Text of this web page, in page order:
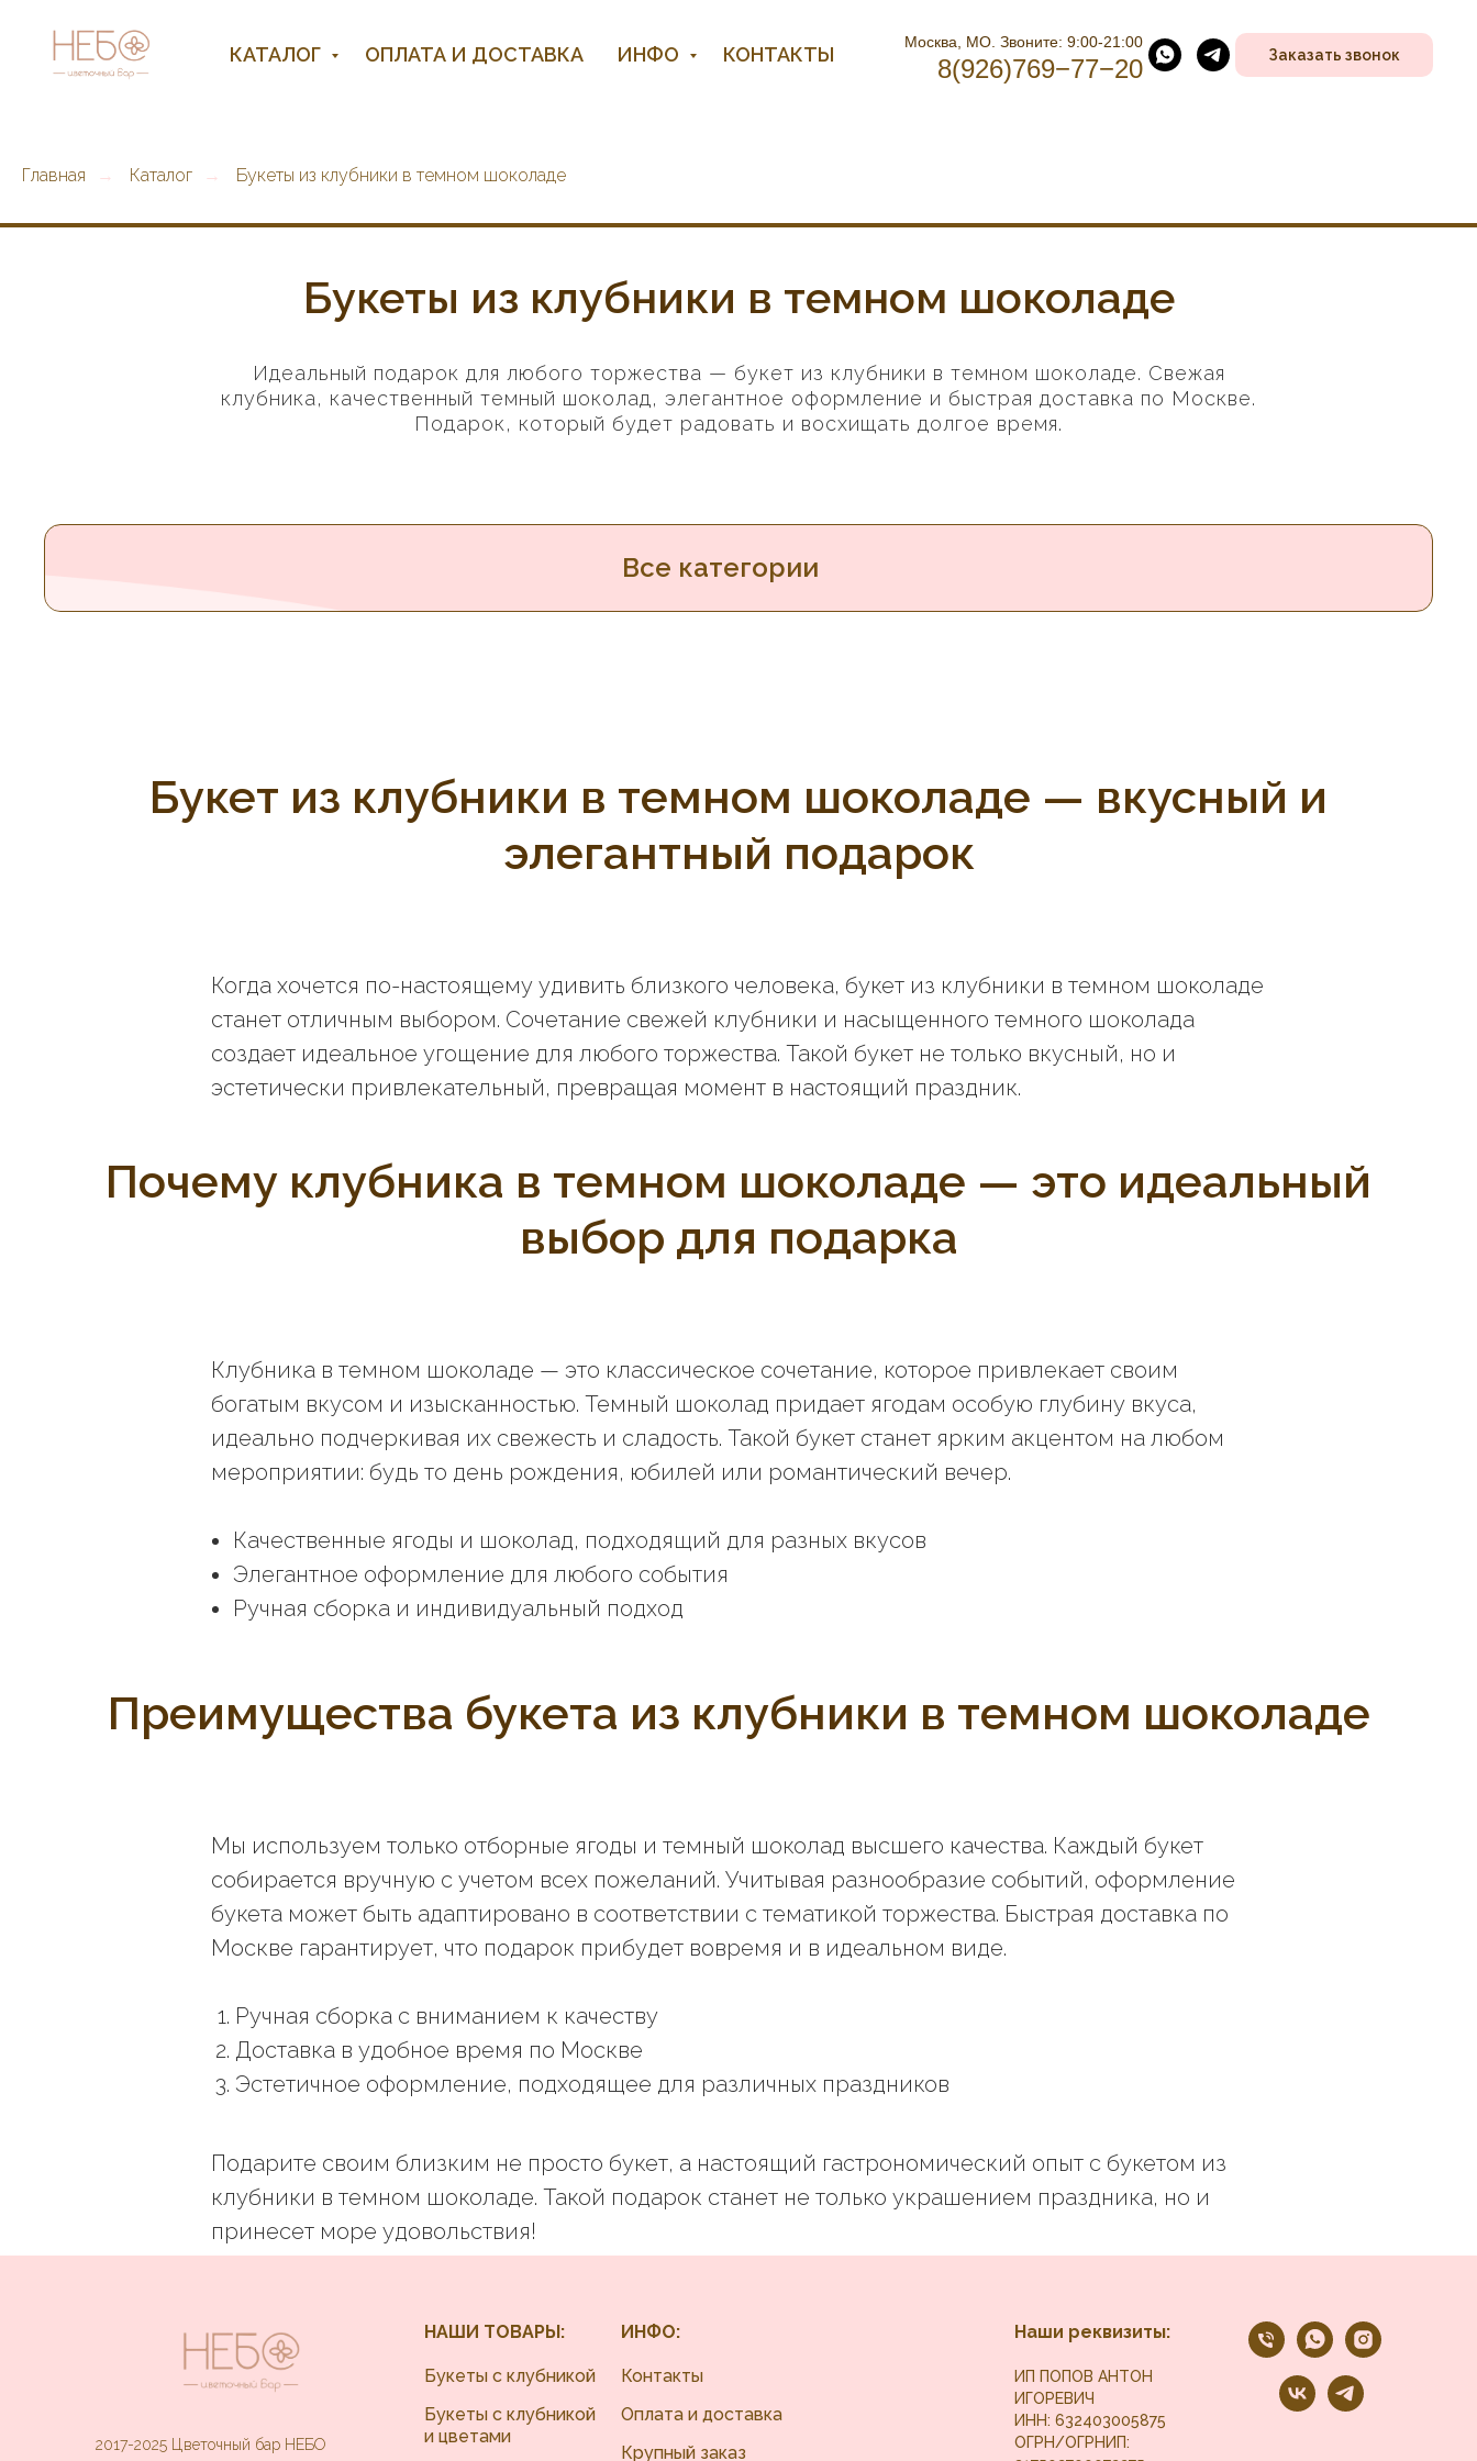
КАТАЛОГ ОПЛАТА И ДОСТАВКА ИНФО КОНТАКТЫ
Москва, МО. Звоните: 9:00-21:00
8(926)769−77−20 Заказать звонок
Главная → Каталог → Букеты из клубники в темном шоколаде
Букеты из клубники в темном шоколаде
Идеальный подарок для любого торжества — букет из клубники в темном шоколаде. Свежая
клубника, качественный темный шоколад, элегантное оформление и быстрая доставка по Москве.
Подарок, который будет радовать и восхищать долгое время.
Все категории
Букет из клубники в темном шоколаде — вкусный и
элегантный подарок
Когда хочется по-настоящему удивить близкого человека, букет из клубники в темном шоколаде
станет отличным выбором. Сочетание свежей клубники и насыщенного темного шоколада
создает идеальное угощение для любого торжества. Такой букет не только вкусный, но и
эстетически привлекательный, превращая момент в настоящий праздник.
Почему клубника в темном шоколаде — это идеальный
выбор для подарка
Клубника в темном шоколаде — это классическое сочетание, которое привлекает своим
богатым вкусом и изысканностью. Темный шоколад придает ягодам особую глубину вкуса,
идеально подчеркивая их свежесть и сладость. Такой букет станет ярким акцентом на любом
мероприятии: будь то день рождения, юбилей или романтический вечер.
Качественные ягоды и шоколад, подходящий для разных вкусов
Элегантное оформление для любого события
Ручная сборка и индивидуальный подход
Преимущества букета из клубники в темном шоколаде
Мы используем только отборные ягоды и темный шоколад высшего качества. Каждый букет
собирается вручную с учетом всех пожеланий. Учитывая разнообразие событий, оформление
букета может быть адаптировано в соответствии с тематикой торжества. Быстрая доставка по
Москве гарантирует, что подарок прибудет вовремя и в идеальном виде.
Ручная сборка с вниманием к качеству
Доставка в удобное время по Москве
Эстетичное оформление, подходящее для различных праздников
Подарите своим близким не просто букет, а настоящий гастрономический опыт с букетом из
клубники в темном шоколаде. Такой подарок станет не только украшением праздника, но и
принесет море удовольствия!
2017-2025 Цветочный бар НЕБО
НАШИ ТОВАРЫ:
Букеты с клубникой
Букеты с клубникой
и цветами
ИНФО:
Контакты
Оплата и доставка
Крупный заказ
Наши реквизиты:
ИП ПОПОВ АНТОН
ИГОРЕВИЧ
ИНН: 632403005875
ОГРН/ОГРНИП: